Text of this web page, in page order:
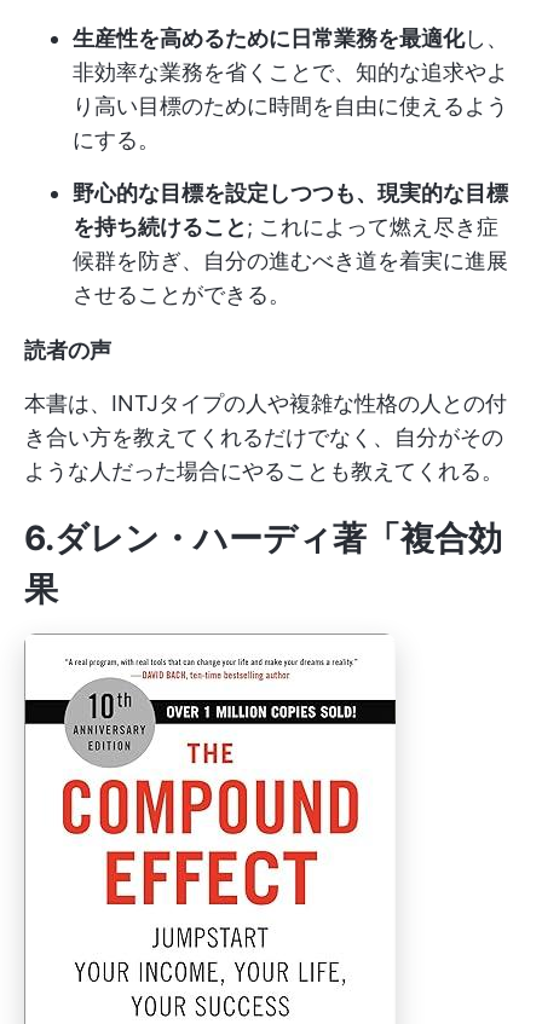
生産性を高めるために日常業務を最適化し、
非効率な業務を省くことで、知的な追求やよ
り高い目標のために時間を自由に使えるよう
にする。
野心的な目標を設定しつつも、現実的な目標
を持ち続けること; これによって燃え尽き症
候群を防ぎ、自分の進むべき道を着実に進展
させることができる。
読者の声
本書は、INTJタイプの人や複雑な性格の人との付
き合い方を教えてくれるだけでなく、自分がその
ような人だった場合にやることも教えてくれる。
6.ダレン・ハーディ著「複合効
果